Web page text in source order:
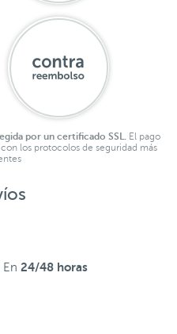
por un certificado SSL. El pago
los protocolos de seguridad más
En 24/48 horas